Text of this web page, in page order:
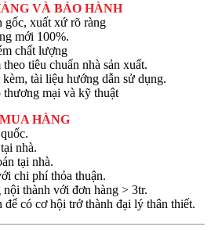
VÀ BẢO HÀNH
gốc, xuất xứ rõ ràng
mới 100%.
chất lượng
tiêu chuẩn nhà sản xuất.
tài liệu hướng dẫn sử dụng.
mại và kỹ thuật
HÀNG
nhà.
tại nhà.
chi phí thỏa thuận.
thành với đơn hàng > 3tr.
có cơ hội trở thành đại lý thân thiết.